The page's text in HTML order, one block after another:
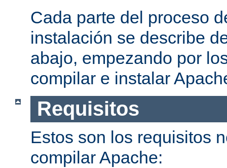
Cada parte del proceso
instalación se describe
abajo, empezando por
compilar e instalar
Requisitos
Estos son los requisitos
compilar Apache: